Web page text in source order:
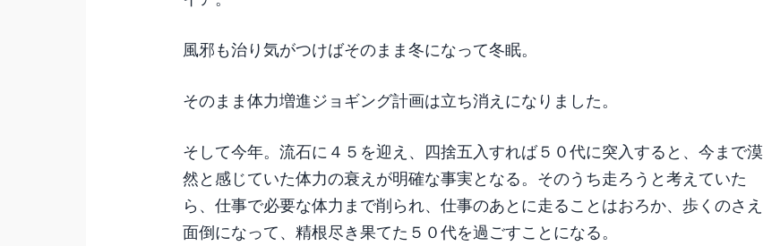
風邪も治り気がつけばそのまま冬になって冬眠。
そのまま体力増進ジョギング計画は立ち消えになりました。
そして今年。流石に４５を迎え、四捨五入すれば５０代に突入すると、今まで漠
然と感じていた体力の衰えが明確な事実となる。そのうち走ろうと考えていた
ら、仕事で必要な体力まで削られ、仕事のあとに走ることはおろか、歩くのさえ
面倒になって、精根尽き果てた５０代を過ごすことになる。